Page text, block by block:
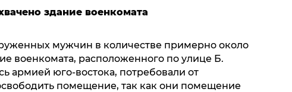
здание военкомата
мужчин в количестве примерно около
военкомата, расположенного по улице Б.
армией юго-востока, потребовали от
помещение, так как они помещение